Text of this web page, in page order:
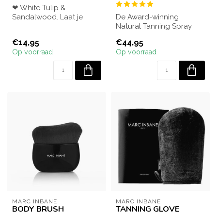
❤ White Tulip &
Sandalwood. Laat je
€14,95
Op voorraad
De Award-winning
Natural Tanning Spray
musthave voor wie snel...
€44,95
Op voorraad
MARC INBANE
BODY BRUSH
MARC INBANE
TANNING GLOVE